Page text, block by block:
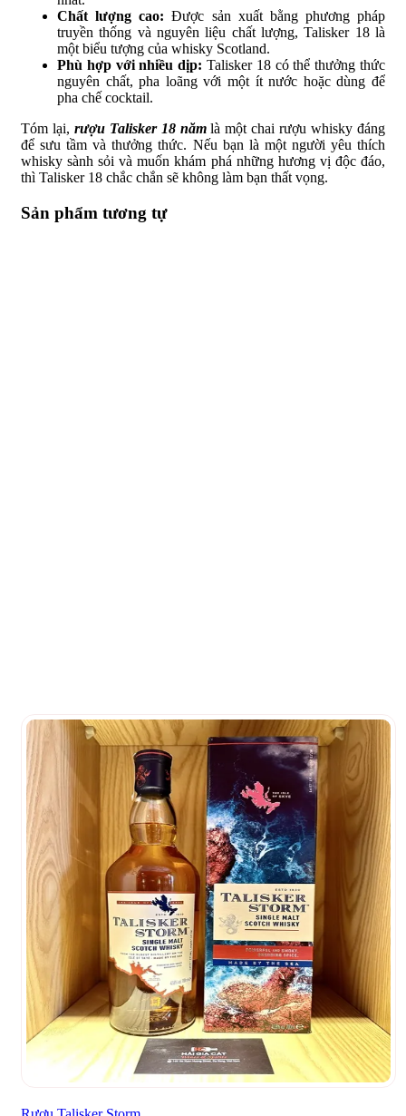
Chất lượng cao: Được sản xuất bằng phương pháp
truyền thống và nguyên liệu chất lượng, Talisker 18 là
một biểu tượng của whisky Scotland.
Phù hợp với nhiều dịp: Talisker 18 có thể thưởng thức
nguyên chất, pha loãng với một ít nước hoặc dùng để
pha chế cocktail.
Tóm lại, rượu Talisker 18 nămlà một chai rượu whisky đáng
để sưu tầm và thưởng thức. Nếu bạn là một người yêu thích
whisky sành sỏi và muốn khám phá những hương vị độc đáo,
thì Talisker 18 chắc chắn sẽ không làm bạn thất vọng.
Sản phẩm tương tự